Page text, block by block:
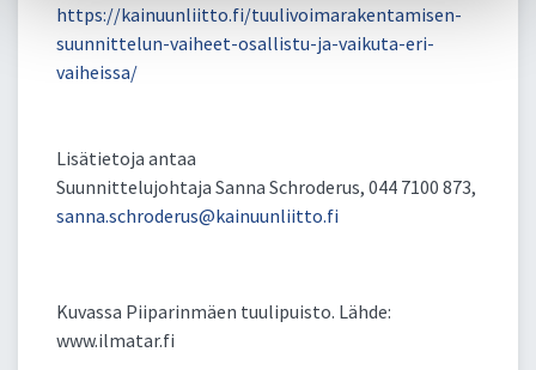
https://kainuunliitto.fi/tuulivoimarakentamisen-
suunnittelun-vaiheet-osallistu-ja-vaikuta-eri-
vaiheissa/
Lisätietoja antaa
Suunnittelujohtaja Sanna Schroderus, 044 7100 873,
sanna.schroderus@kainuunliitto.fi
Kuvassa Piiparinmäen tuulipuisto. Lähde:
www.ilmatar.fi